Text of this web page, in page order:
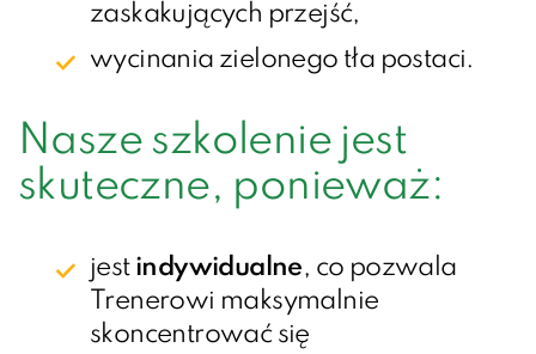
zaskakujących przejść,
wycinania zielonego tła postaci.
Nasze szkolenie jest
skuteczne, ponieważ:
jest indywidualne, co pozwala
Trenerowi maksymalnie
skoncentrować się